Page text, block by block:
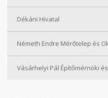
Dékáni Hivatal
Németh Endre Mérőtelep és
Vásárhelyi Pál Építőmérnöki